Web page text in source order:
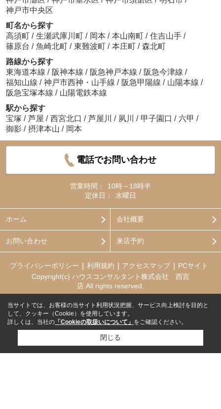
神戸市中央区
町名から探す
高須町 / 生瀬武庫川町 / 岡本 / 本山南町 / 住吉山手 /
篠原台 / 魚崎北町 / 東難波町 / 本庄町 / 森北町
路線から探す
東海道本線 / 阪神本線 / 阪急神戸本線 / 阪急今津線 /
福知山線 / 神戸市西神・山手線 / 阪急甲陽線 / 山陽本線 /
阪急宝塚本線 / 山陽電鉄本線
駅から探す
宝塚 / 芦屋 / 西宮北口 / 芦屋川 / 夙川 / 甲子園口 / 六甲 /
御影 / 摂津本山 / 岡本
電話でお問い合わせ
営業時間：
10時～18時半
定休日：
水曜日
ホーム 会社概要
お問い合わせ 来店予約
プライバシーポリシー 利用規約 アクセスマップ
PCサイト
Copyright(c) ハウスコンサルタント株式会社 西宮
店 All rights reserved.
当サイトでは、お客様の当サイト利用状況把握、サービス向上検討を目的と
して、クッキー（Cookie）を使用しています。
詳しくは、当社の 「Cookieの取扱いについて」 をご確認ください。
閉じる